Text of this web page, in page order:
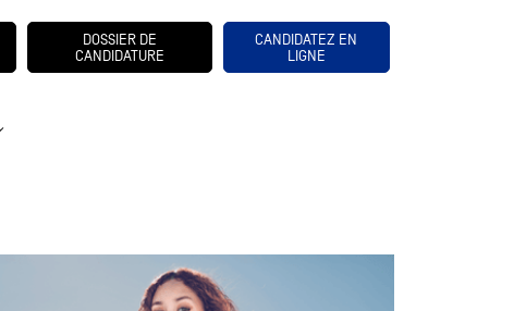
DOSSIER DE
CANDIDATURE
CANDIDATEZ EN
LIGNE